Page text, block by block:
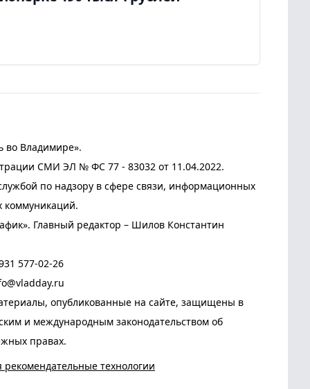
во Владимире».
СМИ ЭЛ № ФС 77 - 83032 от 11.04.2022.
по надзору в сфере связи, информационных
коммуникаций.
Главный редактор – Шилов Константин
577-02-26
опубликованные на сайте, защищены в
и международным законодательством об
правах.
рекомендательные технологии